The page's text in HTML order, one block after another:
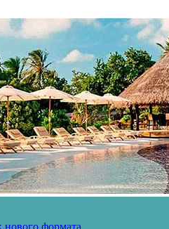
формата